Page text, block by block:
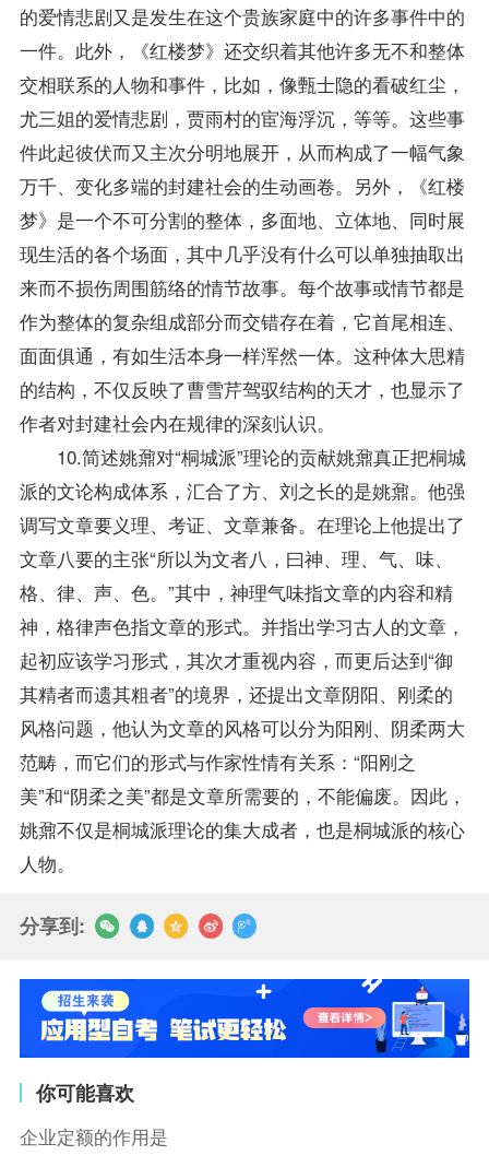
的爱情悲剧又是发生在这个贵族家庭中的许多事件中的
一件。此外，《红楼梦》还交织着其他许多无不和整体
交相联系的人物和事件，比如，像甄士隐的看破红尘，
尤三姐的爱情悲剧，贾雨村的宦海浮沉，等等。这些事
件此起彼伏而又主次分明地展开，从而构成了一幅气象
万千、变化多端的封建社会的生动画卷。另外，《红楼
梦》是一个不可分割的整体，多面地、立体地、同时展
现生活的各个场面，其中几乎没有什么可以单独抽取出
来而不损伤周围筋络的情节故事。每个故事或情节都是
作为整体的复杂组成部分而交错存在着，它首尾相连、
面面俱通，有如生活本身一样浑然一体。这种体大思精
的结构，不仅反映了曹雪芹驾驭结构的天才，也显示了
作者对封建社会内在规律的深刻认识。
10.简述姚鼐对“桐城派”理论的贡献姚鼐真正把桐城
派的文论构成体系，汇合了方、刘之长的是姚鼐。他强
调写文章要义理、考证、文章兼备。在理论上他提出了
文章八要的主张“所以为文者八，曰神、理、气、味、
格、律、声、色。”其中，神理气味指文章的内容和精
神，格律声色指文章的形式。并指出学习古人的文章，
起初应该学习形式，其次才重视内容，而更后达到“御
其精者而遗其粗者”的境界，还提出文章阴阳、刚柔的
风格问题，他认为文章的风格可以分为阳刚、阴柔两大
范畴，而它们的形式与作家性情有关系：“阳刚之
美”和“阴柔之美”都是文章所需要的，不能偏废。因此，
姚鼐不仅是桐城派理论的集大成者，也是桐城派的核心
人物。
分享到:
你可能喜欢
企业定额的作用是